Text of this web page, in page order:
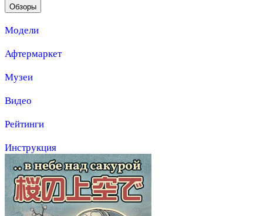
Обзоры
Модели
Афтермаркет
Музеи
Видео
Рейтинги
Инструкция